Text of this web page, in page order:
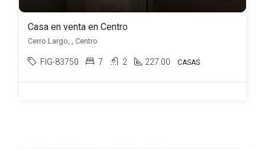
Casa en venta en Centro
Cerro Largo, , Centro
FIG-83750 7 2 227.00 CASAS